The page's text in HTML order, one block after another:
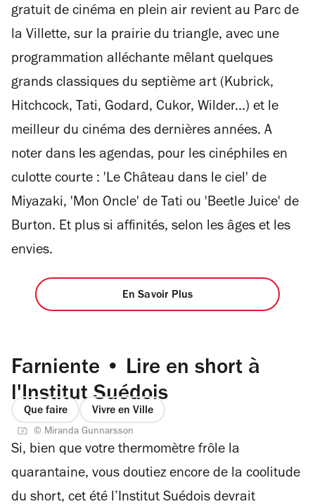
gratuit de cinéma en plein air revient au Parc de
la Villette, sur la prairie du triangle, avec une
programmation alléchante mêlant quelques
grands classiques du septième art (Kubrick,
Hitchcock, Tati, Godard, Cukor, Wilder...) et le
meilleur du cinéma des dernières années. A
noter dans les agendas, pour les cinéphiles en
culotte courte : 'Le Château dans le ciel' de
Miyazaki, 'Mon Oncle' de Tati ou 'Beetle Juice' de
Burton. Et plus si affinités, selon les âges et les
envies.
En Savoir Plus
Farniente • Lire en short à
l'Institut Suédois
Que faire Vivre en Ville
© Miranda Gunnarsson
Si, bien que votre thermomètre frôle la
quarantaine, vous doutiez encore de la coolitude
du short, cet été l’Institut Suédois devrait